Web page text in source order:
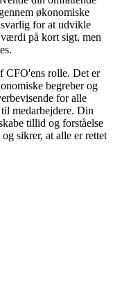
økonomiske
for at udvikle
på kort sigt, men
CFO'ens rolle. Det er
begreber og
for alle
medarbejdere. Din
tillid og forståelse
sikrer, at alle er rettet